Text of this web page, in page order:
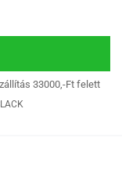
33000,-Ft felett